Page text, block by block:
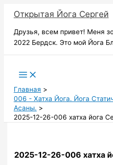
содержимому
Открытая Йога Сергей
Друзья, всем привет! Меня
2022 Бердск. Это мой Йога
Главная
006 - Хатха Йога. Йога
Асаны.
2025-12-26-006 хатха йога
2025-12-26-006 хатха